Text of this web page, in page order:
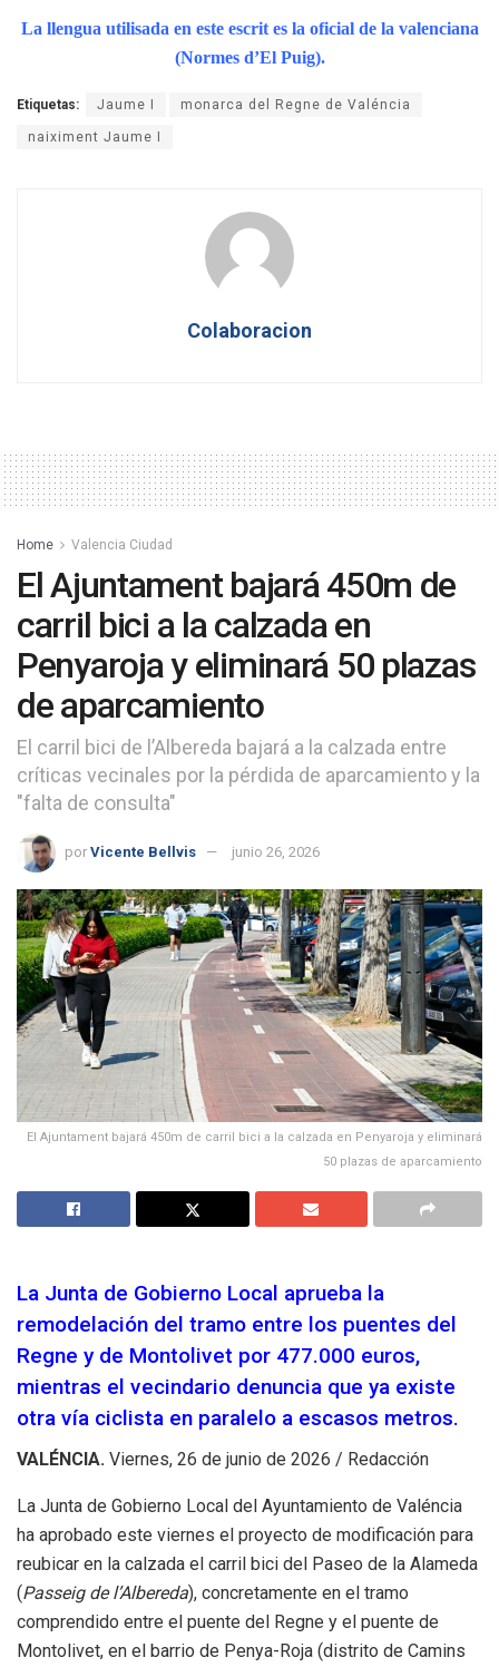
La llengua utilisada en este escrit es la oficial de la valenciana
(Normes d’El Puig).
Etiquetas: Jaume I monarca del Regne de Valéncia
naiximent Jaume I
Colaboracion
Home Valencia Ciudad
El Ajuntament bajará 450m de
carril bici a la calzada en
Penyaroja y eliminará 50 plazas
de aparcamiento
El carril bici de l’Albereda bajará a la calzada entre
críticas vecinales por la pérdida de aparcamiento y la
"falta de consulta"
por Vicente Bellvis junio 26, 2026
El Ajuntament bajará 450m de carril bici a la calzada en Penyaroja y eliminará
50 plazas de aparcamiento
La Junta de Gobierno Local aprueba la
remodelación del tramo entre los puentes del
Regne y de Montolivet por 477.000 euros,
mientras el vecindario denuncia que ya existe
otra vía ciclista en paralelo a escasos metros.
VALÉNCIA. Viernes, 26 de junio de 2026 / Redacción
La Junta de Gobierno Local del Ayuntamiento de Valéncia
ha aprobado este viernes el proyecto de modificación para
reubicar en la calzada el carril bici del Paseo de la Alameda
(Passeig de l’Albereda), concretamente en el tramo
comprendido entre el puente del Regne y el puente de
Montolivet, en el barrio de Penya-Roja (distrito de Camins